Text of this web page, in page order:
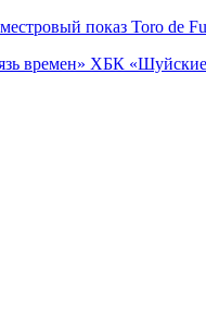
показ Toro de
времен» ХБК